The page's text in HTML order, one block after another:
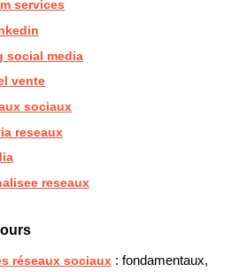
services
social media
vente
sociaux
reseaux
reseaux
réseaux sociaux : fondamentaux,